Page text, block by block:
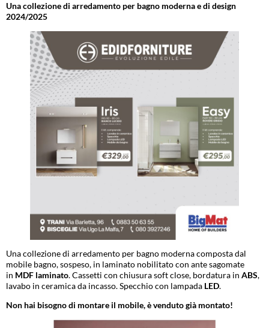
Una collezione di arredamento per bagno moderna e di design
2024/2025
Una collezione di arredamento per bagno moderna composta dal
mobile bagno, sospeso, in laminato nobilitato con ante sagomate
in MDF laminato. Cassetti con chiusura soft close, bordatura in ABS,
lavabo in ceramica da incasso. Specchio con lampada LED.
Non hai bisogno di montare il mobile, è venduto già montato!